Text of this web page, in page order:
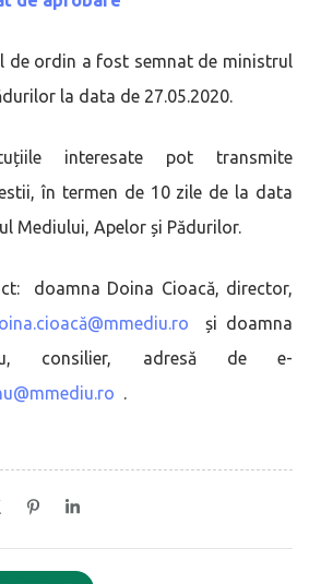
de ordin a fost semnat de ministrul
la data de 27.05.2020.
interesate pot transmite
în termen de 10 zile de la data
Mediului, Apelor și Pădurilor.
doamna Doina Cioacă, director,
și doamna
consilier, adresă de e-
.